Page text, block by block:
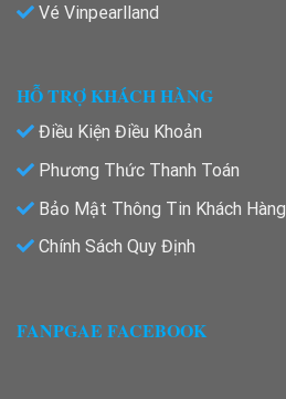
Vé Vinpearlland
HỖ TRỢ KHÁCH HÀNG
Điều Kiện Điều Khoản
Phương Thức Thanh Toán
Bảo Mật Thông Tin Khách Hàng
Chính Sách Quy Định
FANPGAE FACEBOOK